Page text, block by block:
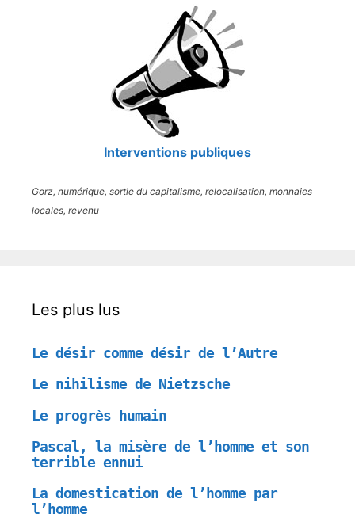
Interventions publiques
Gorz, numérique, sortie du capitalisme, relocalisation, monnaies
locales, revenu
Les plus lus
Le désir comme désir de l’Autre
Le nihilisme de Nietzsche
Le progrès humain
Pascal, la misère de l’homme et son
terrible ennui
La domestication de l’homme par
l’homme